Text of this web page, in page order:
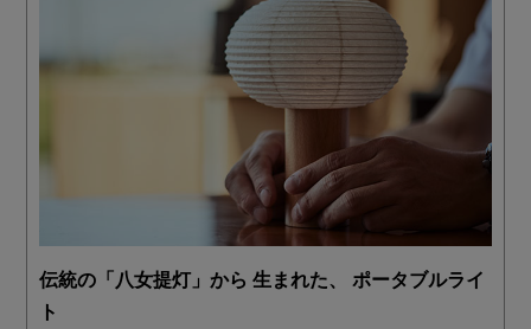
伝統の「八女提灯」から 生まれた、 ポータブルライ
ト